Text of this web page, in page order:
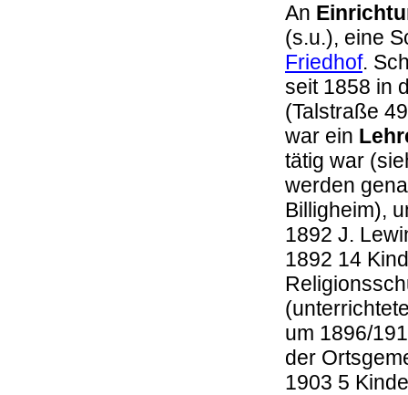
An
(s.u.), eine
Friedhof.
seit 1858 in
(Talstraße
war ein
tätig war
werden
Billigheim),
1892 J.
1892 14
um 1896/
der
1903 5